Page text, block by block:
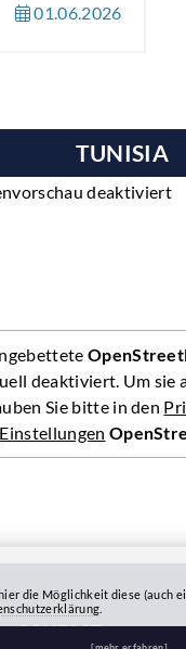
01.06.2026
TUNISIA
deaktiviert. Um sie
Sie bitte in den
Einstellungen
CONTACT
die Möglichkeit diese (auch